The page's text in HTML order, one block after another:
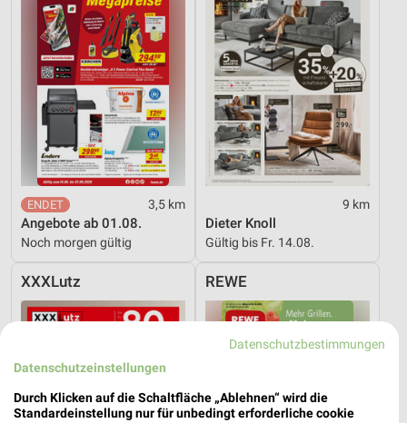
3,5 km
Angebote ab 01.08.
Noch morgen gültig
9 km
Dieter Knoll
Gültig bis Fr. 14.08.
XXXLutz REWE
Datenschutzbestimmungen
Datenschutzeinstellungen
Durch Klicken auf die Schaltfläche „Ablehnen“ wird die
Standardeinstellung nur für unbedingt erforderliche cookie